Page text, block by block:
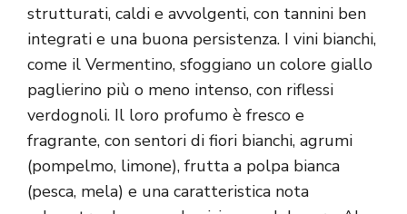
strutturati, caldi e avvolgenti, con tannini ben
integrati e una buona persistenza. I vini bianchi,
come il Vermentino, sfoggiano un colore giallo
paglierino più o meno intenso, con riflessi
verdognoli. Il loro profumo è fresco e
fragrante, con sentori di fiori bianchi, agrumi
(pompelmo, limone), frutta a polpa bianca
(pesca, mela) e una caratteristica nota